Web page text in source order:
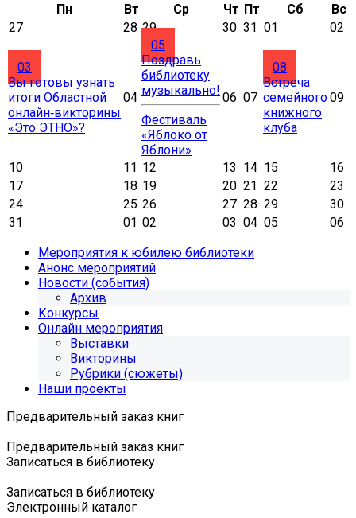
Пн
Вт Ср Чт Пт Сб
Вс
27
28 29 30 31 01 02
03
Вы готовы узнать
итоги Областной
онлайн‑викторины
«Это ЭТНО»?
04
05
Поздравь
библиотеку
музыкально!
Фестиваль
«Яблоко от
Яблони»
06 07
08
Встреча
семейного
книжного
клуба
09
10 11 12 13 14 15
16
17
18 19 20 21 22
23
24
25 26 27 28 29
30
31
01 02 03 04 05
06
Мероприятия к юбилею библиотеки
Анонс мероприятий
Новости (события)
Архив
Конкурсы
Онлайн мероприятия
Выставки
Викторины
Рубрики (сюжеты)
Наши проекты
Предварительный заказ книг
Предварительный заказ книг
Записаться в библиотеку
Записаться в библиотеку
Электронный каталог